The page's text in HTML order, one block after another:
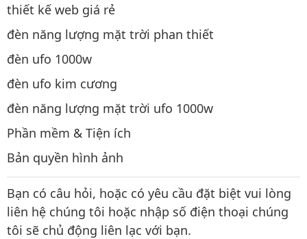
thiết kế web giá rẻ
đèn năng lượng mặt trời phan thiết
đèn ufo 1000w
đèn ufo kim cương
đèn năng lượng mặt trời ufo 1000w
Phần mềm & Tiện ích
Bản quyền hình ảnh
Bạn có câu hỏi, hoặc có yêu cầu đặt biệt vui lòng
liên hệ chúng tôi hoặc nhập số điện thoại chúng
tôi sẽ chủ động liên lạc với bạn.